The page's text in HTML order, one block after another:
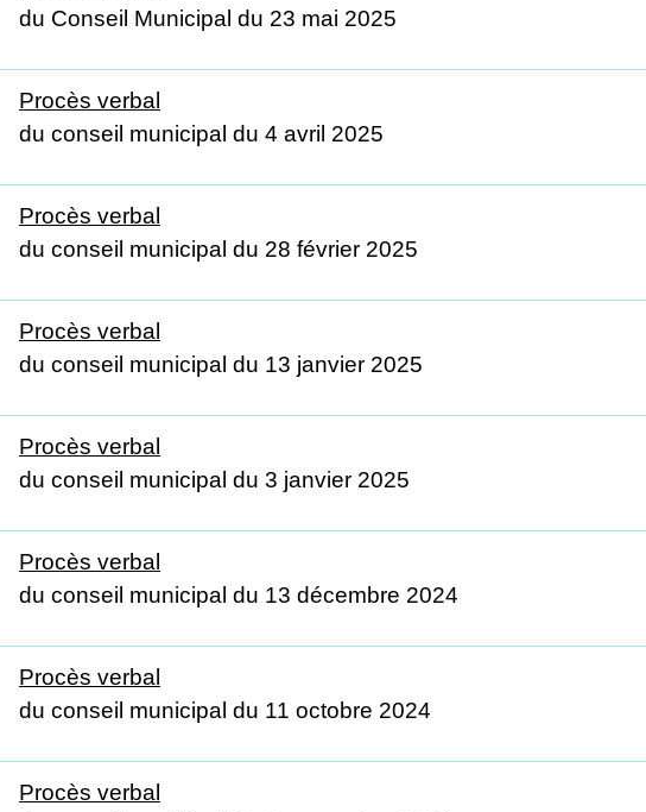
du Conseil Municipal du 23 mai 2025
Procès verbal
du conseil municipal du 4 avril 2025
Procès verbal
du conseil municipal du 28 février 2025
Procès verbal
du conseil municipal du 13 janvier 2025
Procès verbal
du conseil municipal du 3 janvier 2025
Procès verbal
du conseil municipal du 13 décembre 2024
Procès verbal
du conseil municipal du 11 octobre 2024
Procès verbal